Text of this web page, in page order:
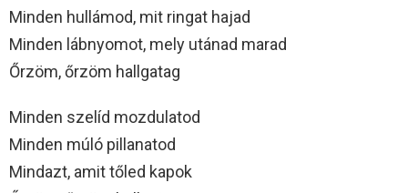
Minden hullámod, mit ringat hajad
Minden lábnyomot, mely utánad marad
Őrzöm, őrzöm hallgatag
Minden szelíd mozdulatod
Minden múló pillanatod
Mindazt, amit tőled kapok